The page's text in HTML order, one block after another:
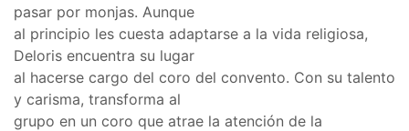
pasar por monjas. Aunque
al principio les cuesta adaptarse a la vida religiosa,
Deloris encuentra su lugar
al hacerse cargo del coro del convento. Con su talento
y carisma, transforma al
grupo en un coro que atrae la atención de la